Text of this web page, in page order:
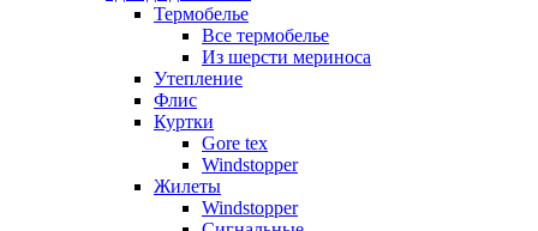
Термобелье
Все термобелье
Из шерсти мериноса
Утепление
Флис
Куртки
Gore tex
Windstopper
Жилеты
Windstopper